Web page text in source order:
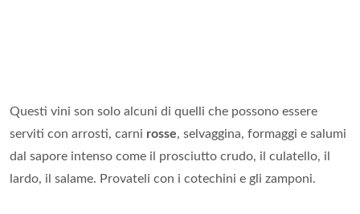
Questi vini son solo alcuni di quelli che possono essere
serviti con arrosti, carni rosse, selvaggina, formaggi e salumi
dal sapore intenso come il prosciutto crudo, il culatello, il
lardo, il salame. Provateli con i cotechini e gli zamponi.